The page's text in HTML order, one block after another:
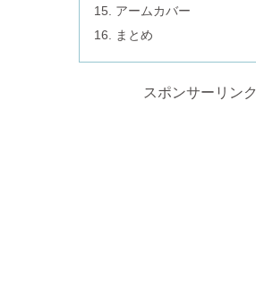
アームカバー
まとめ
スポンサーリンク